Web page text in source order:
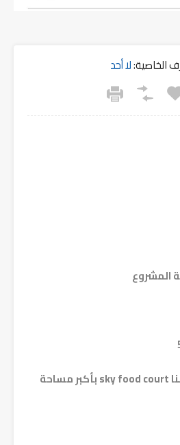
الخاصية:لا أحد
لاول مرة في CBD عملنا sky food court بأكبر مساحة